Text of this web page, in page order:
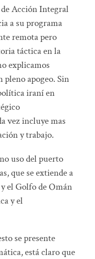
de Acción Integral
a su programa
remota pero
táctica en la
explicamos
apogeo. Sin
iraní en
vez incluye mas
y trabajo.
uso del puerto
que se extiende a
el Golfo de Omán
y el
se presente
está claro que